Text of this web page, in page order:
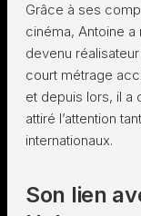
Grâce à ses
cinéma, Antoine
devenu
court métrage
et depuis lors, il a
attiré l’attention
internationaux.
Son lien